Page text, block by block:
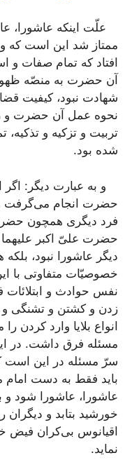
علّت اینکه عاشورا،
ممتاز شد این است که
افتاد که تمام صفات و
آن حضرت به منصّه
شهادت نبود، کیفیت
نحوه عمل آن حضرت و
تربیت و تزکیه و
شده بود.
و به عبارت دیگر:
حضرت انجام می‌گرفت و
فرد دیگری همچون
حضرت علیّ اکبر
دیگر عاشورا نبود،
خصوصیّات متفاوتی با
نفس حوادث و ابتلائات
زدن و کشتن و تشنگی و
انواع بلایا وارد کردن
مسئله فرق داشت. در
سرّ مسئله در این است
باید فقط به دست امام
عاشورا، عاشورا شود و
خورشید بتابد و دیگران
اقیانوس بی‌کران
نماید.